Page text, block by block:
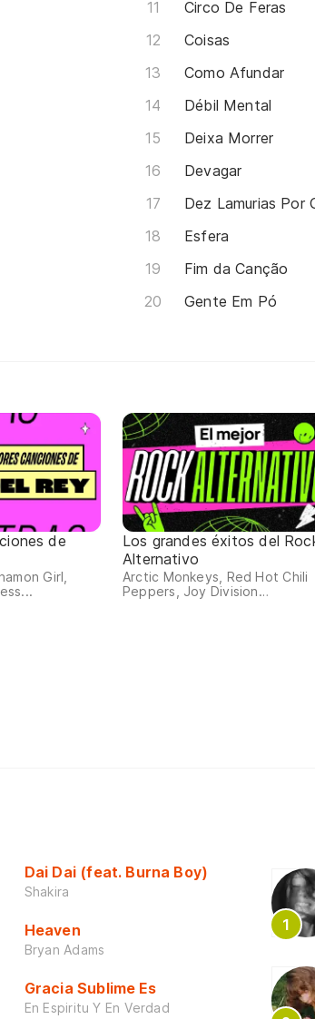
Circo De Feras
Coisas
Como Afundar
Débil Mental
Deixa Morrer
Devagar
Dez Lamurias Por
Esfera
Fim da Canção
Gente Em Pó
de
Girl,
Los grandes éxitos del
Alternativo
Arctic Monkeys, Red Hot Chili
Peppers, Joy Division…
Dai Dai (feat. Burna Boy)
Shakira
Heaven
Bryan Adams
Gracia Sublime Es
En Espiritu Y En Verdad